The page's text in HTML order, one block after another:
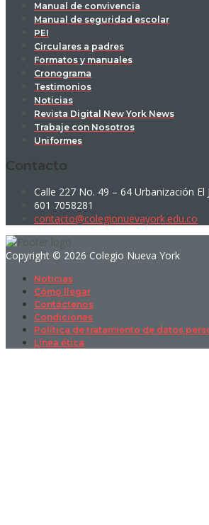
Manual de convivencia
Manual de seguridad escolar
PEI
Circulares a padres
Formatos y manuales
Cronograma
Testimonios
Noticias
Revista Digital New York News
Trabaje con Nosotros
Uniformes
Contacto
Calle 227 No. 49 – 64 Urbanización El
601 7058281
contacto@colegionuevayork.edu.co
Copyright © 2026 Colegio Nueva York
Noticias
Cómo llegar
Contáctenos
Condiciones
Política de tratamiento de datos
Línea ética